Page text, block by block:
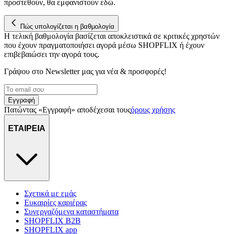
για να αποθηκεύουμε και να έχουμε πρόσβαση σε πληροφορίες
στη συσκευή σας, με σκοπό την προβολή εξατομικευμένων
διαφημίσεων και περιεχομένου, τις μετρήσεις σχετικά με
διαφημίσεις και περιεχόμενο, την καλύτερη εικόνα του κοινού
μας και την ανάπτυξη προϊόντων. Επίσης, κοινοποιούμε
πληροφορίες σχετικά με την από μέρους σας χρήση της
δικτύωσης, διαφημίσεων και ανάλυσης.
προστεθούν, θα εμφανιστούν εδώ.
Πώς υπολογίζεται η βαθμολογία
Η τελική βαθμολογία βασίζεται αποκλειστικά σε κριτικές χρηστών
που έχουν πραγματοποιήσει αγορά μέσω SHOPFLIX ή έχουν
επιβεβαιώσει την αγορά τους.
Γράψου στο Νewsletter μας για νέα & προσφορές!
Εγγραφή
Πατώντας «Εγγραφή» αποδέχεσαι τουςόρους χρήσης
ΕΤΑΙΡΕΙΑ
Σχετικά με εμάς
Ευκαιρίες καριέρας
Συνεργαζόμενα καταστήματα
SHOPFLIX B2B
SHOPFLIX app